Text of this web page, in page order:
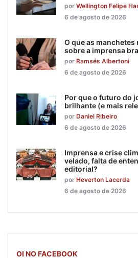
por Wellington Felipe
6 de agosto de 2026
O que as manchetes
sobre a imprensa
por Ramsés Albertoni
6 de agosto de 2026
Por que o futuro do
brilhante (e mais
por Daniel Ribeiro
6 de agosto de 2026
Imprensa e crise
velado, falta de
editorial?
por Heverton Lacerda
6 de agosto de 2026
OI NO FACEBOOK